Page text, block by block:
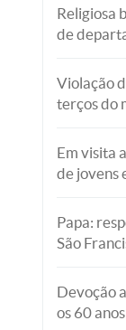
Religiosa
de
Violação
terços do
Em visita
de jovens
Papa:
São
Devoção
os 60